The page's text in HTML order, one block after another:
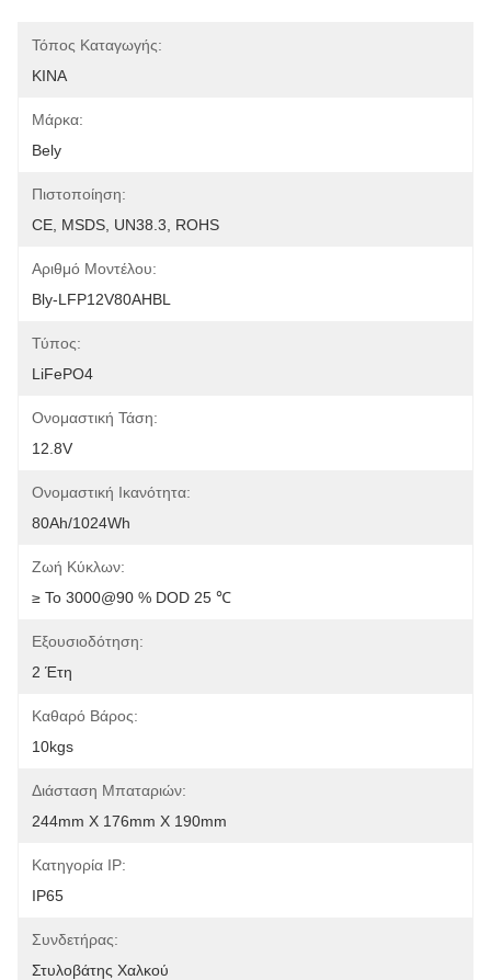
Τόπος Καταγωγής:
ΚΙΝΑ
Μάρκα:
Bely
Πιστοποίηση:
CE, MSDS, UN38.3, ROHS
Αριθμό Μοντέλου:
Bly-LFP12V80AHBL
Τύπος:
LiFePO4
Ονομαστική Τάση:
12.8V
Ονομαστική Ικανότητα:
80Ah/1024Wh
Ζωή Κύκλων:
≥ Το 3000@90 % DOD 25 ℃
Εξουσιοδότηση:
2 Έτη
Καθαρό Βάρος:
10kgs
Διάσταση Μπαταριών:
244mm X 176mm X 190mm
Κατηγορία IP:
IP65
Συνδετήρας:
Στυλοβάτης Χαλκού